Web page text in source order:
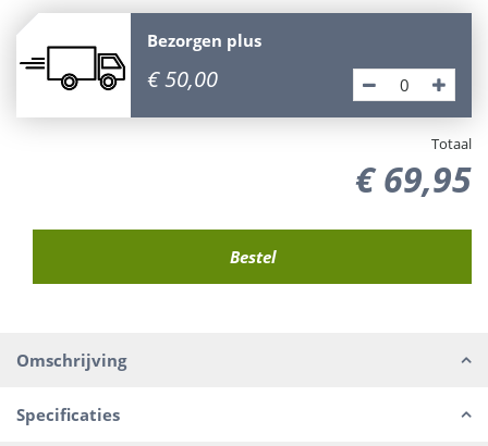
Bezorgen plus
€ 50,00
Totaal
€ 69,95
Omschrijving
Specificaties